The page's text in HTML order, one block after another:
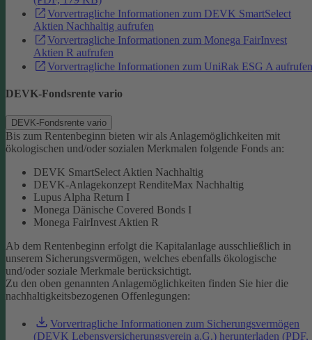
Vorvertragliche Informationen zum DEVK SmartSelect
Aktien Nachhaltig aufrufen
Vorvertragliche Informationen zum Monega FairInvest
Aktien R aufrufen
Vorvertragliche Informationen zum UniRak ESG A aufrufen
DEVK-Fondsrente vario
DEVK-Fondsrente vario
Bis zum Rentenbeginn bieten wir als Anlagemöglichkeiten mit
ökologischen und/oder sozialen Merkmalen folgende Fonds an:
DEVK SmartSelect Aktien Nachhaltig
DEVK-Anlagekonzept RenditeMax Nachhaltig
Lupus Alpha Return I
Monega Dänische Covered Bonds I
Monega FairInvest Aktien R
Ab dem Rentenbeginn erfolgt die Kapitalanlage ausschließlich in
unserem Sicherungsvermögen, welches ebenfalls ökologische
und/oder soziale Merkmale berücksichtigt.
Zu den oben genannten Anlagemöglichkeiten finden Sie hier die
nachhaltigkeitsbezogenen Offenlegungen:
Vorvertragliche Informationen zum Sicherungsvermögen
(DEVK Lebensversicherungsverein a.G.) herunterladen (PDF,